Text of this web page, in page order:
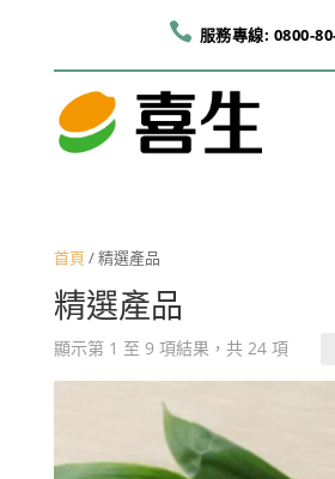
 服務專線: 0800-
首頁 / 精選產品
精選產品
顯示第 1 至 9 項結果，共 24 項